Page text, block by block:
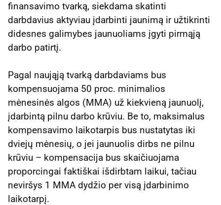
finansavimo tvarką, siekdama skatinti
darbdavius aktyviau įdarbinti jaunimą ir užtikrinti
didesnes galimybes jaunuoliams įgyti pirmąją
darbo patirtį.
Pagal naująją tvarką darbdaviams bus
kompensuojama 50 proc. minimalios
mėnesinės algos (MMA) už kiekvieną jaunuolį,
įdarbintą pilnu darbo krūviu. Be to, maksimalus
kompensavimo laikotarpis bus nustatytas iki
dviejų mėnesių, o jei jaunuolis dirbs ne pilnu
krūviu – kompensacija bus skaičiuojama
proporcingai faktiškai išdirbtam laikui, tačiau
neviršys 1 MMA dydžio per visą įdarbinimo
laikotarpį.